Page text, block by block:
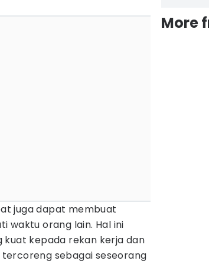
juga dapat membuat
waktu orang lain. Hal ini
kepada rekan kerja dan
sebagai seseorang
More